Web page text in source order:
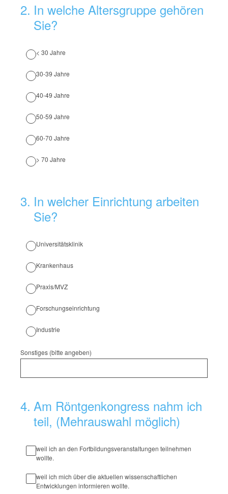
2. In welche Altersgruppe gehören
Sie?
< 30 Jahre
30-39 Jahre
40-49 Jahre
50-59 Jahre
60-70 Jahre
> 70 Jahre
3. In welcher Einrichtung arbeiten
Sie?
Universitätsklinik
Krankenhaus
Praxis/MVZ
Forschungseinrichtung
Industrie
Sonstiges (bitte angeben)
4. Am Röntgenkongress nahm ich
teil, (Mehrauswahl möglich)
weil ich an den Fortbildungsveranstaltungen teilnehmen
wollte.
weil ich mich über die aktuellen wissenschaftlichen
Entwicklungen informieren wollte.